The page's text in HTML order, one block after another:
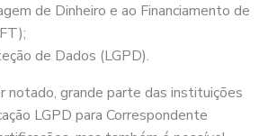
de Dinheiro e ao Financiamento de
de Dados (LGPD).
notado, grande parte das instituições
LGPD para Correspondente